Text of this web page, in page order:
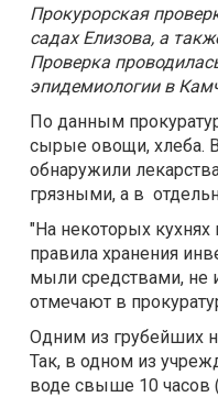
Прокурорская
садах Елизова, а
Проверка
эпидемиологии в
По данным
сырые овощи, хлеба.
обнаружили
грязными, а в
"На некоторых
правила хранения
мыли средствами, не
отмечают в
Одним из грубейших
Так, в одном из
воде свыше 10 часов